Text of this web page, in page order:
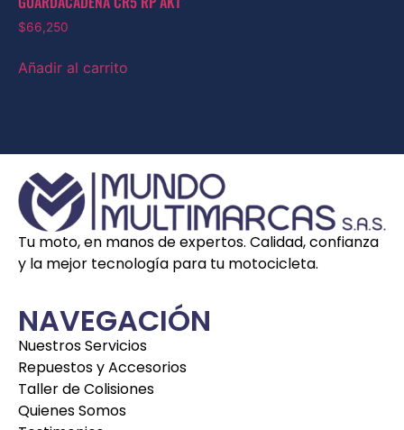
$66,250
Añadir al carrito
Tu moto, en manos de expertos. Calidad, confianza
y la mejor tecnología para tu motocicleta.
NAVEGACIÓN
Nuestros Servicios
Repuestos y Accesorios
Taller de Colisiones
Quienes Somos